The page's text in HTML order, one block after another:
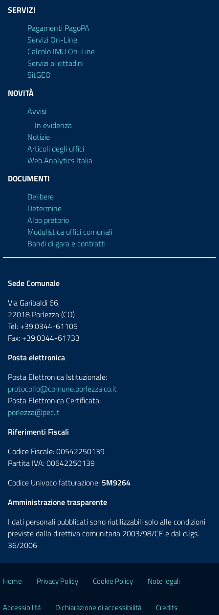
SERVIZI
Pagamenti PagoPA
Servizi On-Line
Calcolo IMU On-Line
Servizi ai cittadini
SitGEO
NOVITÀ
Avvisi
In evidenza
Notizie
Articoli degli uffici
Web Analytics Italia
DOCUMENTI
Delibere
Determine
Albo pretorio
Modulistica uffici comunali
Bandi di gara e contratti
Sede Comunale
Via Garibaldi 66,
22018 Porlezza (CO)
Tel: +39.0344-61105
Fax: +39.0344-61733
Posta elettronica
Posta Elettronica Istituzionale:
protocollo@comune.porlezza.co.it
Posta Elettronica Certificata:
porlezza@pec.it
Riferimenti Fiscali
Codice Fiscale: 00542250139
Partita IVA: 00542250139
Codice Univoco fatturazione: 5M9264
Amministrazione trasparente
I dati personali pubblicati sono riutilizzabili solo alle condizioni
previste dalla direttiva comunitaria 2003/98/CE e dal d.lgs.
36/2006
Home Privacy Policy Cookie Policy Note legali
Accessibilità Dichiarazione di accessibilità Credits